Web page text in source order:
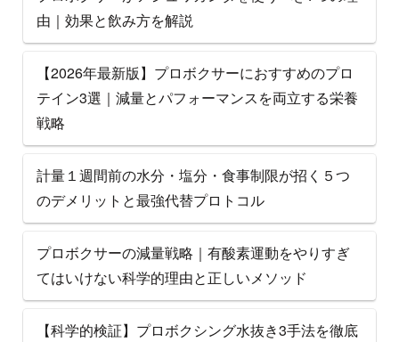
由｜効果と飲み方を解説
【2026年最新版】プロボクサーにおすすめのプロ
テイン3選｜減量とパフォーマンスを両立する栄養
戦略
計量１週間前の水分・塩分・食事制限が招く５つ
のデメリットと最強代替プロトコル
プロボクサーの減量戦略｜有酸素運動をやりすぎ
てはいけない科学的理由と正しいメソッド
【科学的検証】プロボクシング水抜き3手法を徹底